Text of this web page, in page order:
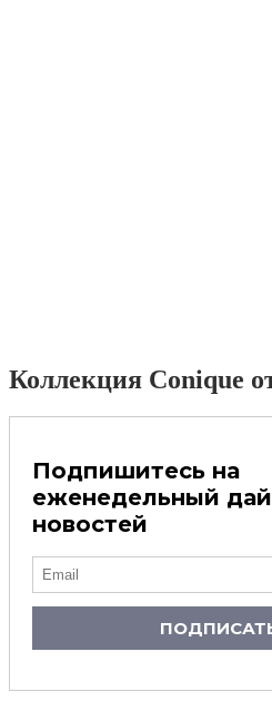
Коллекция Conique
Подпишитесь на
еженедельный
новостей